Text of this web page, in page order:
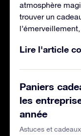
atmosphère
trouver un
Lire l'article
Paniers
les
année
Astuces et cadeaux